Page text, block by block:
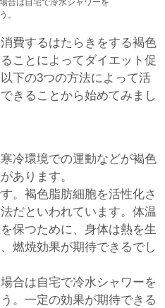
合は自宅で冷水シャワーを
。
費するはたらきをする褐色
ことによってダイエット促
下の3つの方法によって活
きることから始めてみまし
冷環境での運動などが褐色
あります。
。褐色脂肪細胞を活性化さ
だといわれています。体温
保つために、身体は熱を生
燃焼効果が期待できるでし
合は自宅で冷水シャワーを
。一定の効果が期待できる